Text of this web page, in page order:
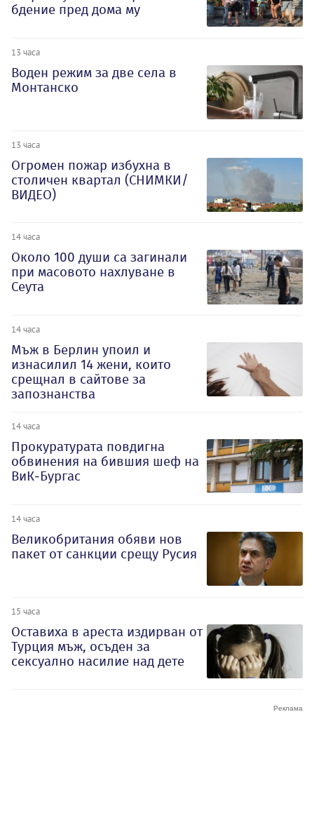
бдение пред дома му
13 часа
Воден режим за две села в
Монтанско
13 часа
Огромен пожар избухна в
столичен квартал (СНИМКИ/
ВИДЕО)
14 часа
Около 100 души са загинали
при масовото нахлуване в
Сеута
14 часа
Мъж в Берлин упоил и
изнасилил 14 жени, които
срещнал в сайтове за
запознанства
14 часа
Прокуратурата повдигна
обвинения на бившия шеф на
ВиК-Бургас
14 часа
Великобритания обяви нов
пакет от санкции срещу Русия
15 часа
Оставиха в ареста издирван от
Турция мъж, осъден за
сексуално насилие над дете